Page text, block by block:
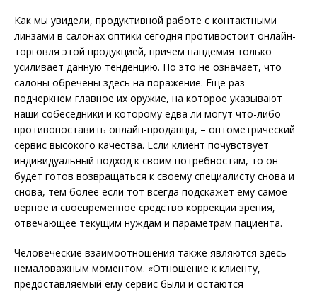
Как мы увидели, продуктивной работе с контактными
линзами в салонах оптики сегодня противостоит онлайн-
торговля этой продукцией, причем пандемия только
усиливает данную тенденцию. Но это не означает, что
салоны обречены здесь на поражение. Еще раз
подчеркнем главное их оружие, на которое указывают
наши собеседники и которому едва ли могут что-либо
противопоставить онлайн-продавцы, – оптометрический
сервис высокого качества. Если клиент почувствует
индивидуальный подход к своим потребностям, то он
будет готов возвращаться к своему специалисту снова и
снова, тем более если тот всегда подскажет ему самое
верное и своевременное средство коррекции зрения,
отвечающее текущим нуждам и параметрам пациента.
Человеческие взаимоотношения также являются здесь
немаловажным моментом. «Отношение к клиенту,
предоставляемый ему сервис были и остаются